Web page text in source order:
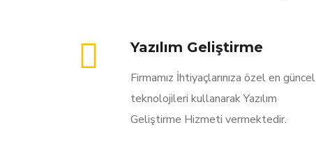
Yazılım Geliştirme
Firmamız İhtiyaçlarınıza özel en güncel
teknolojileri kullanarak Yazılım
Geliştirme Hizmeti vermektedir.